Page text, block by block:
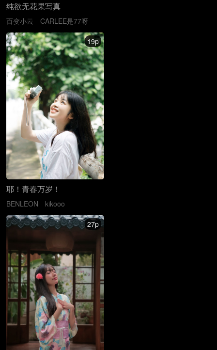
纯欲无花果写真
百变小云 CARLEE是77呀
19p
耶！青春万岁！
BENLEON kikooo
27p